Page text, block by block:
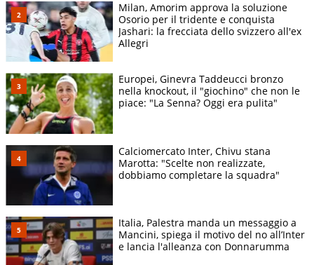
Milan, Amorim approva la soluzione
Osorio per il tridente e conquista
Jashari: la frecciata dello svizzero all'ex
Allegri
Europei, Ginevra Taddeucci bronzo
nella knockout, il "giochino" che non le
piace: "La Senna? Oggi era pulita"
Calciomercato Inter, Chivu stana
Marotta: "Scelte non realizzate,
dobbiamo completare la squadra"
Italia, Palestra manda un messaggio a
Mancini, spiega il motivo del no all’Inter
e lancia l'alleanza con Donnarumma